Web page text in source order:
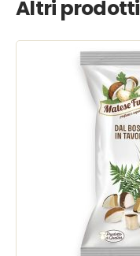
Altri prodotti